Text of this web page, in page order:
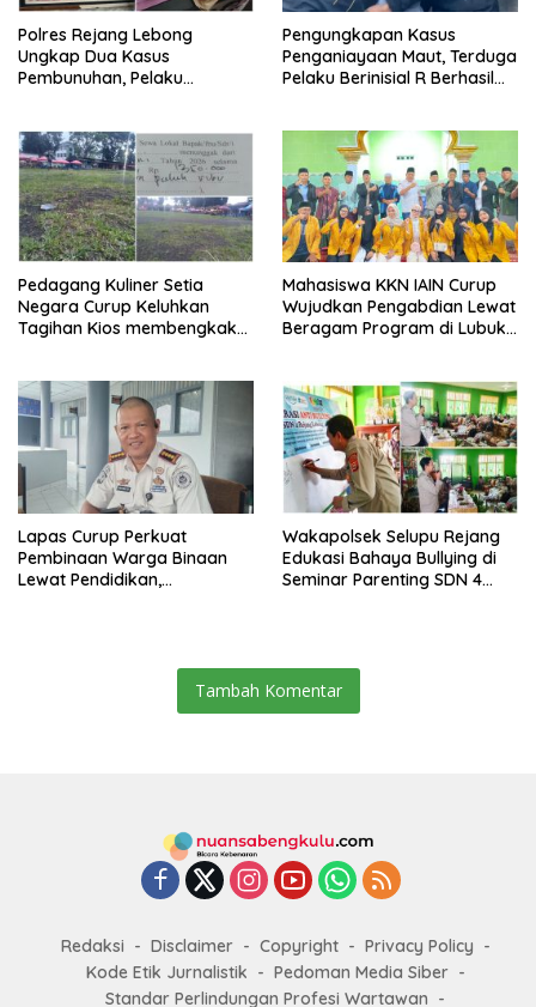
Polres Rejang Lebong
Ungkap Dua Kasus
Pembunuhan, Pelaku
Pengungkapan Kasus
Penganiayaan Maut, Terduga
Pelaku Berinisial R Berhasil
Pedagang Kuliner Setia
Negara Curup Keluhkan
Tagihan Kios membengkak
Mahasiswa KKN IAIN Curup
Wujudkan Pengabdian Lewat
Beragam Program di Lubuk
Lapas Curup Perkuat
Pembinaan Warga Binaan
Lewat Pendidikan,
Wakapolsek Selupu Rejang
Edukasi Bahaya Bullying di
Seminar Parenting SDN 4
Tambah Komentar
Redaksi Disclaimer Copyright
Privacy Policy
Kode Etik Jurnalistik
Pedoman Media Siber
Standar Perlindungan Profesi Wartawan